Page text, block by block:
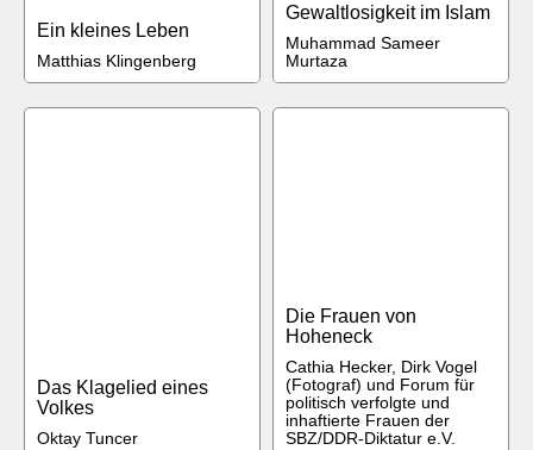
Ein kleines Leben
Matthias Klingenberg
Gewaltlosigkeit im Islam
Muhammad Sameer
Murtaza
Das Klagelied eines
Volkes
Oktay Tuncer
Die Frauen von
Hoheneck
Cathia Hecker, Dirk Vogel
(Fotograf) und Forum für
politisch verfolgte und
inhaftierte Frauen der
SBZ/DDR-Diktatur e.V.